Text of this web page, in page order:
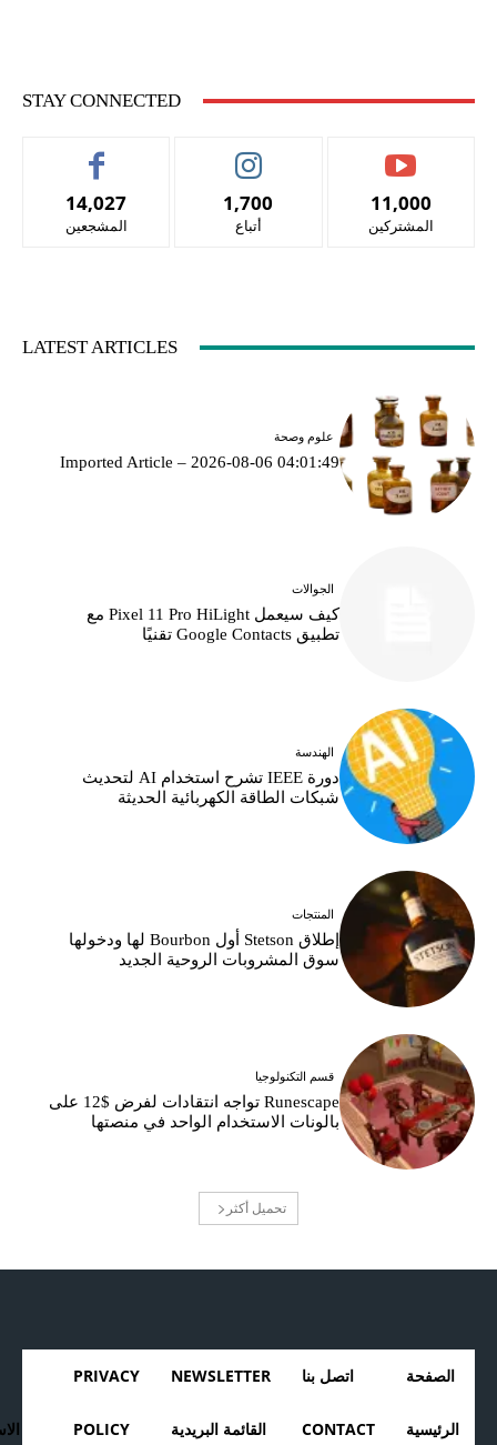
STAY CONNECTED
14,027
المشجعين
1,700
أتباع
11,000
المشتركين
LATEST ARTICLES
علوم وصحة
Imported Article – 2026-08-06 04:01:49
الجوالات
كيف سيعمل Pixel 11 Pro HiLight مع
تطبيق Google Contacts تقنيًا
الهندسة
دورة IEEE تشرح استخدام AI لتحديث
شبكات الطاقة الكهربائية الحديثة
المنتجات
إطلاق Stetson أول Bourbon لها ودخولها
سوق المشروبات الروحية الجديد
قسم التكنولوجيا
Runescape تواجه انتقادات لفرض $12 على
بالونات الاستخدام الواحد في منصتها
تحميل أكثر
الصفحة
الرئيسية
اتصل بنا
CONTACT
NEWSLETTER
القائمة البريدية
PRIVACY
POLICY